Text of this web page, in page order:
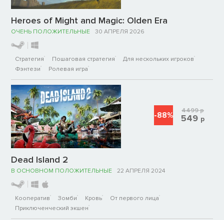
Heroes of Might and Magic: Olden Era
ОЧЕНЬ ПОЛОЖИТЕЛЬНЫЕ 30 АПРЕЛЯ 2026
Стратегия Пошаговая стратегия
Для нескольких игроков
Фэнтези
Ролевая игра
Dead Island 2
В ОСНОВНОМ ПОЛОЖИТЕЛЬНЫЕ 22 АПРЕЛЯ 2024
Кооператив Зомби Кровь
От первого лица
Приключенческий экшен
-88% 4499р
549 р